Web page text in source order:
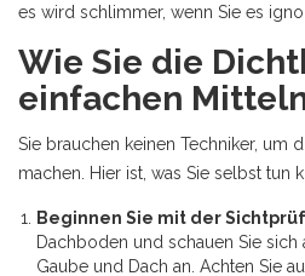
es wird schlimmer, wenn Sie es
Wie Sie die
einfachen
Sie brauchen keinen Techniker, um
machen. Hier ist, was Sie selbst tun
Beginnen Sie mit der
Dachboden und schauen Sie
Gaube und Dach an. Achten Sie